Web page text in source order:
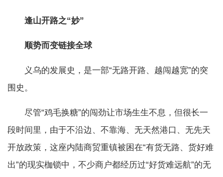
逢山开路之“妙”
顺势而变链接全球
义乌的发展史，是一部“无路开路、越闯越宽”的突
围史。
尽管“鸡毛换糖”的闯劲让市场生生不息，但很长一
段时间里，由于不沿边、不靠海、无天然港口、无先天
开放政策，这座内陆商贸重镇被困在“有货无路、货好难
出”的现实枷锁中，不少商户都经历过“好货难远航”的无